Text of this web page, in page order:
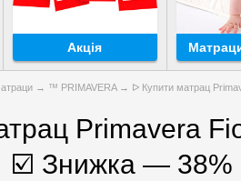
Акція
→ ™ PRIMAVERA→ ᐅ Купити матрац
Primavera
☑️ Знижка — 38%